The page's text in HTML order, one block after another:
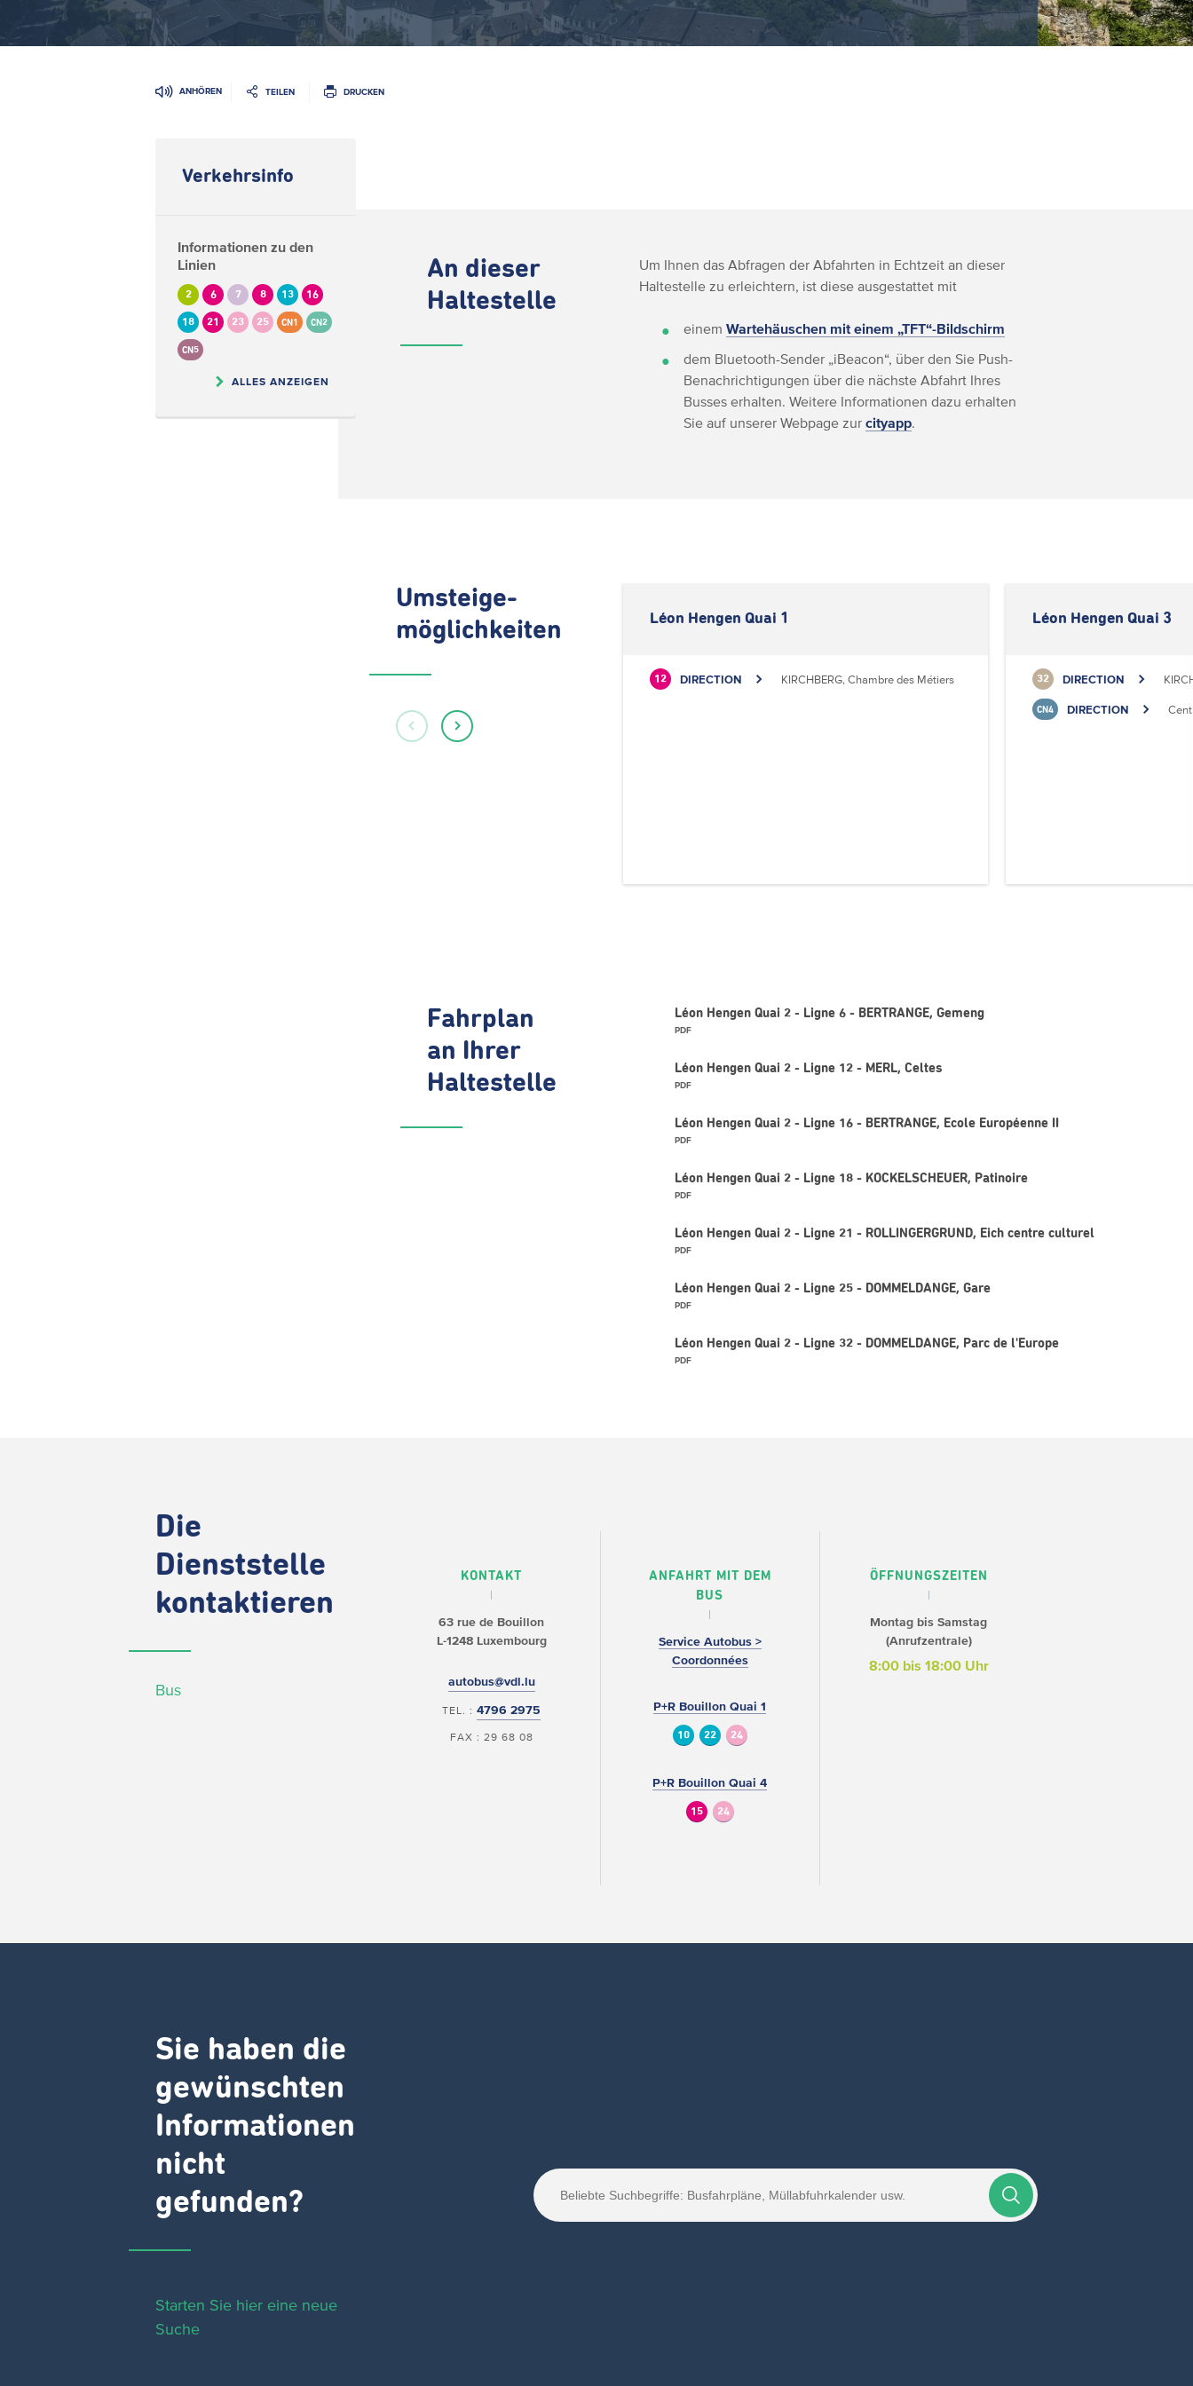
ANHÖREN TEILEN DRUCKEN
Verkehrsinfo
Informationen zu den
Linien
2 6 7 8 13 16
18 21 23 25 CN1 CN2
CN5
ALLES ANZEIGEN
An dieser
Haltestelle
Um Ihnen das Abfragen der Abfahrten in Echtzeit an dieser
Haltestelle zu erleichtern, ist diese ausgestattet mit
einemWartehäuschen mit einem „TFT“-Bildschirm
dem Bluetooth-Sender „iBeacon“, über den Sie Push-
Benachrichtigungen über die nächste Abfahrt Ihres
Busses erhalten. Weitere Informationen dazu erhalten
Sie auf unserer Webpage zurcityapp.
Umsteige-
möglichkeiten
Léon Hengen Quai 1
12 DIRECTION KIRCHBERG, Chambre des Métiers
Léon Hengen Quai 3
32 DIRECTION
CN4 DIRECTION
Fahrplan
an Ihrer
Haltestelle
Léon Hengen Quai 2 - Ligne 6 - BERTRANGE, Gemeng
PDF
Léon Hengen Quai 2 - Ligne 12 - MERL, Celtes
PDF
Léon Hengen Quai 2 - Ligne 16 - BERTRANGE, Ecole Européenne II
PDF
Léon Hengen Quai 2 - Ligne 18 - KOCKELSCHEUER, Patinoire
PDF
Léon Hengen Quai 2 - Ligne 21 - ROLLINGERGRUND, Eich centre culturel
PDF
Léon Hengen Quai 2 - Ligne 25 - DOMMELDANGE, Gare
PDF
Léon Hengen Quai 2 - Ligne 32 - DOMMELDANGE, Parc de l'Europe
PDF
Die
Dienststelle
kontaktieren
Bus
KONTAKT
63 rue de Bouillon
L-1248 Luxembourg
autobus@vdl.lu
TEL. :4796 2975
FAX : 29 68 08
ANFAHRT MIT DEM
BUS
Service Autobus >
Coordonnées
P+R Bouillon Quai 1
10 22 24
P+R Bouillon Quai 4
15 24
ÖFFNUNGSZEITEN
Montag bis Samstag
(Anrufzentrale)
8:00 bis 18:00 Uhr
Sie haben die
gewünschten
Informationen
nicht
gefunden?
Starten Sie hier eine neue
Suche